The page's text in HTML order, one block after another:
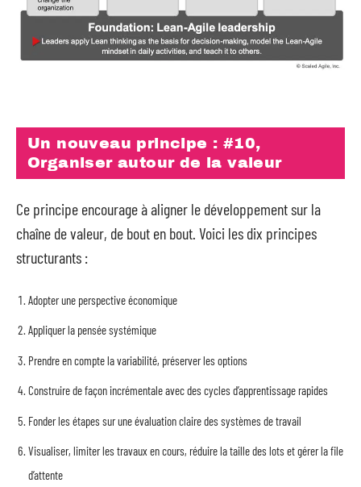
Un nouveau principe : #10,
Organiser autour de la valeur
Ce principe encourage à aligner le développement sur la
chaîne de valeur, de bout en bout. Voici les dix principes
structurants :
Adopter une perspective économique
Appliquer la pensée systémique
Prendre en compte la variabilité, préserver les options
Construire de façon incrémentale avec des cycles d’apprentissage rapides
Fonder les étapes sur une évaluation claire des systèmes de travail
Visualiser, limiter les travaux en cours, réduire la taille des lots et gérer la file
d’attente